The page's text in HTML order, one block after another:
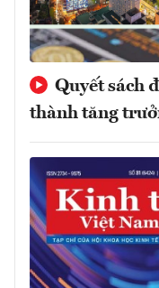
Quyết sách
thành tăng